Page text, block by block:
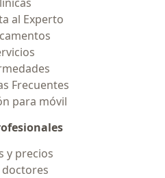
al Experto
Frecuentes
para móvil
y precios
doctores